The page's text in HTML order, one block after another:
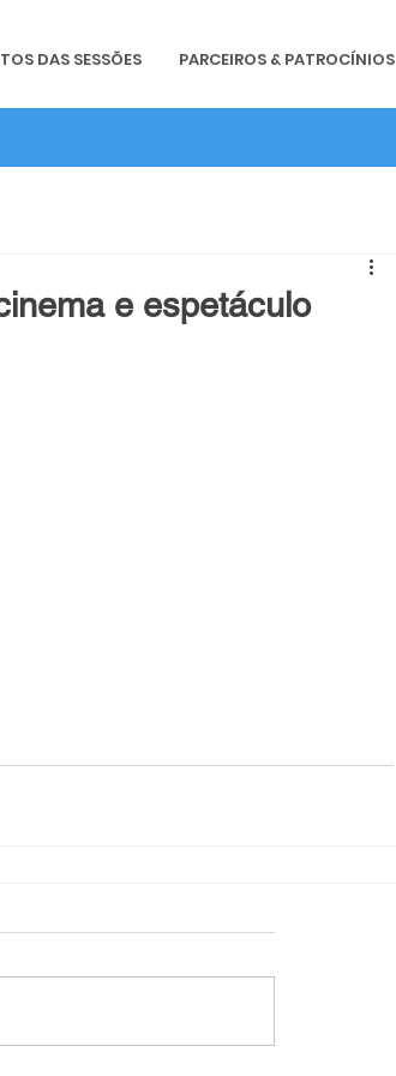
DAS SESSÕES PARCEIROS & PATROCÍNIOS
e espetáculo